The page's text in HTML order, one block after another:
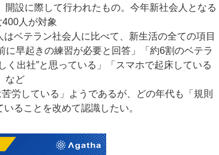
設に際して行われたもの。今年新社会人となる
人が対象
ベテラン社会人に比べて、新生活の全ての項目
に早起きの練習が必要と回答」「約6割のベテラ
く出社”と思っている」「スマホで起床している
など
労している」ようであるが、どの年代も「規則
ることを改めて認識したい。